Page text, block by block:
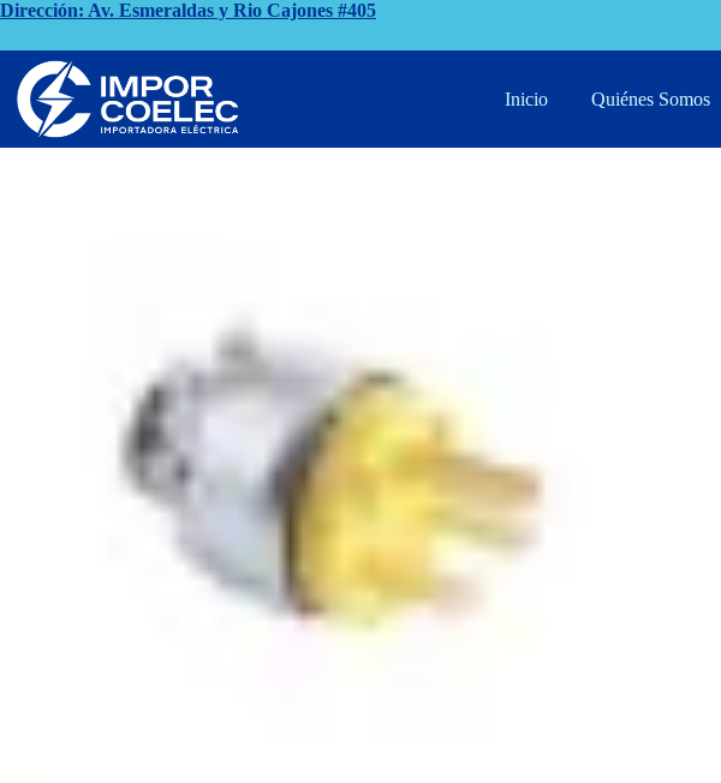
Saltar
contenido
Dirección: Av. Esmeraldas y Rio Cajones #405
Inicio Quiénes Somos
Inicio Enchufes ENCHUFE BLINDADO CHINO 3P 15A/250V AMARILLO